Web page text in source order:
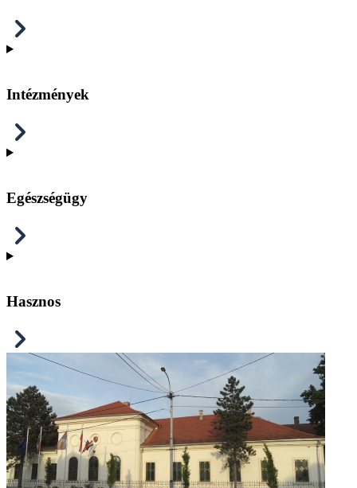
Intézmények
Egészségügy
Hasznos